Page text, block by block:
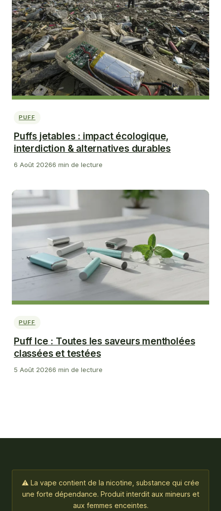
PUFF
Puffs jetables : impact écologique,
interdiction & alternatives durables
6 Août 20266 min de lecture
PUFF
Puff Ice : Toutes les saveurs mentholées
classées et testées
5 Août 20266 min de lecture
⚠ La vape contient de la nicotine, substance qui crée
une forte dépendance. Produit interdit aux mineurs et
aux femmes enceintes.